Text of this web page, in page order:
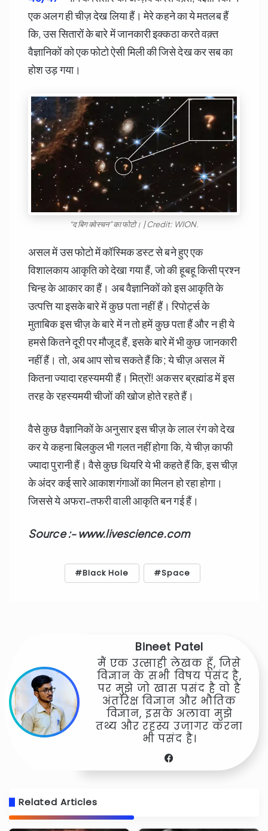
एक अलग ही चीज़ देख लिया हैं। मेरे कहने का ये मतलब हैं
कि, उस सितारों के बारे में जानकारी इक्कठा करते वक़्त
वैज्ञानिकों को एक फोटो ऐसी मिली की जिसे देख कर सब का
होश उड़ गया।
“द बिग क्वेस्चन” का फोटो। | Credit: WION.
असल में उस फोटो में कॉस्मिक डस्ट से बने हुए एक
विशालकाय आकृति को देखा गया हैं, जो की हूबहू किसी प्रश्न
चिन्ह के आकार का हैं। अब वैज्ञानिकों को इस आकृति के
उत्पत्ति या इसके बारे में कुछ पता नहीं हैं। रिपोर्ट्स के
मुताबिक इस चीज़ के बारे में न तो हमें कुछ पता हैं और न ही ये
हमसे कितने दूरी पर मौजूद हैं, इसके बारे में भी कुछ जानकारी
नहीं हैं। तो, अब आप सोच सकते हैं कि; ये चीज़ असल में
कितना ज्यादा रहस्यमयी हैं। मित्रों! अकसर ब्रह्मांड में इस
तरह के रहस्यमयी चीजों की खोज होते रहते हैं।
वैसे कुछ वैज्ञानिकों के अनुसार इस चीज़ के लाल रंग को देख
कर ये कहना बिलकुल भी गलत नहीं होगा कि, ये चीज़ काफी
ज्यादा पुरानी हैं। वैसे कुछ थियरि ये भी कहते हैं कि, इस चीज़
के अंदर कई सारे आकाशगंगाओं का मिलन हो रहा होगा।
जिससे ये अफरा-तफरी वाली आकृति बन गई हैं।
Source :- www.livescience.com
Black Hole Space
Bineet Patel
मैं एक उत्साही लेखक हूँ, जिसे
विज्ञान के सभी विषय पसंद है,
पर मुझे जो खास पसंद है वो है
अंतरिक्ष विज्ञान और भौतिक
विज्ञान, इसके अलावा मुझे
तथ्य और रहस्य उजागर करना
भी पसंद है।
Related Articles